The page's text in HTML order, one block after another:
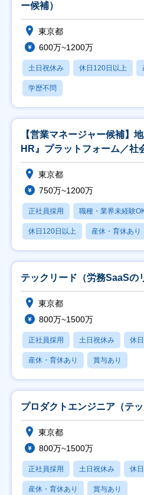
ー候補）
東京都
600万~1200万
土日祝休み 休日120日以上
学歴不問
【営業マネージャー候補】
HR』プラットフォーム／
東京都
750万~1200万
正社員採用 職種・業界未経験
休日120日以上 産休・育休あり
テックリード（労務SaaSの
東京都
800万~1500万
正社員採用 土日祝休み 休
産休・育休あり 賞与あり
プロダクトエンジニア（テッ
東京都
800万~1500万
正社員採用 土日祝休み 休
産休・育休あり 賞与あり